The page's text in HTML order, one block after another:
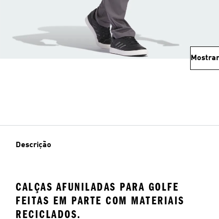
Descrição
CALÇAS AFUNILADAS PARA GOLFE
FEITAS EM PARTE COM MATERIAIS
RECICLADOS.